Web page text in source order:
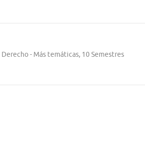
- Más temáticas, 10 Semestres